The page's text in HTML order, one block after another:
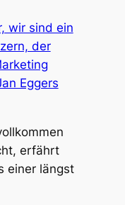
wir sind ein
der
Eggers
erfährt
einer längst